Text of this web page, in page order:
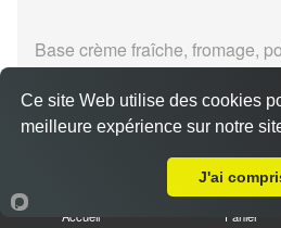
Base crème fraîche, fromage,
Pizza vénézia solo
Accueil Panier
Ce site Web utilise des cookies
meilleure expérience sur notre
J'ai